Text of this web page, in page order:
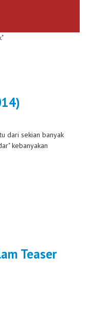
dari sekian banyak
kebanyakan
Teaser